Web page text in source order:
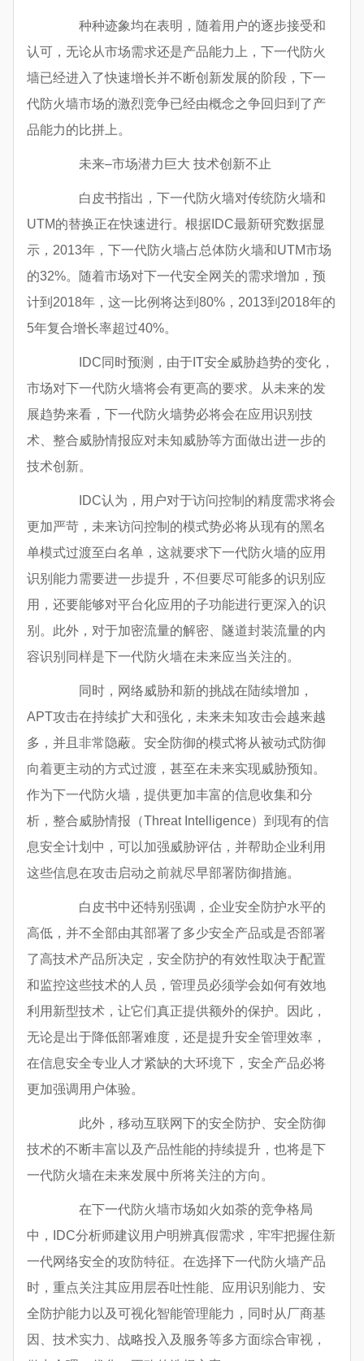
种种迹象均在表明，随着用户的逐步接受和
认可，无论从市场需求还是产品能力上，下一代防火
墙已经进入了快速增长并不断创新发展的阶段，下一
代防火墙市场的激烈竞争已经由概念之争回归到了产
品能力的比拼上。
未来–市场潜力巨大 技术创新不止
白皮书指出，下一代防火墙对传统防火墙和
UTM的替换正在快速进行。根据IDC最新研究数据显
示，2013年，下一代防火墙占总体防火墙和UTM市场
的32%。随着市场对下一代安全网关的需求增加，预
计到2018年，这一比例将达到80%，2013到2018年的
5年复合增长率超过40%。
IDC同时预测，由于IT安全威胁趋势的变化，
市场对下一代防火墙将会有更高的要求。从未来的发
展趋势来看，下一代防火墙势必将会在应用识别技
术、整合威胁情报应对未知威胁等方面做出进一步的
技术创新。
IDC认为，用户对于访问控制的精度需求将会
更加严苛，未来访问控制的模式势必将从现有的黑名
单模式过渡至白名单，这就要求下一代防火墙的应用
识别能力需要进一步提升，不但要尽可能多的识别应
用，还要能够对平台化应用的子功能进行更深入的识
别。此外，对于加密流量的解密、隧道封装流量的内
容识别同样是下一代防火墙在未来应当关注的。
同时，网络威胁和新的挑战在陆续增加，
APT攻击在持续扩大和强化，未来未知攻击会越来越
多，并且非常隐蔽。安全防御的模式将从被动式防御
向着更主动的方式过渡，甚至在未来实现威胁预知。
作为下一代防火墙，提供更加丰富的信息收集和分
析，整合威胁情报（Threat Intelligence）到现有的信
息安全计划中，可以加强威胁评估，并帮助企业利用
这些信息在攻击启动之前就尽早部署防御措施。
白皮书中还特别强调，企业安全防护水平的
高低，并不全部由其部署了多少安全产品或是否部署
了高技术产品所决定，安全防护的有效性取决于配置
和监控这些技术的人员，管理员必须学会如何有效地
利用新型技术，让它们真正提供额外的保护。因此，
无论是出于降低部署难度，还是提升安全管理效率，
在信息安全专业人才紧缺的大环境下，安全产品必将
更加强调用户体验。
此外，移动互联网下的安全防护、安全防御
技术的不断丰富以及产品性能的持续提升，也将是下
一代防火墙在未来发展中所将关注的方向。
在下一代防火墙市场如火如荼的竞争格局
中，IDC分析师建议用户明辨真假需求，牢牢把握住新
一代网络安全的攻防特征。在选择下一代防火墙产品
时，重点关注其应用层吞吐性能、应用识别能力、安
全防护能力以及可视化智能管理能力，同时从厂商基
因、技术实力、战略投入及服务等多方面综合审视，